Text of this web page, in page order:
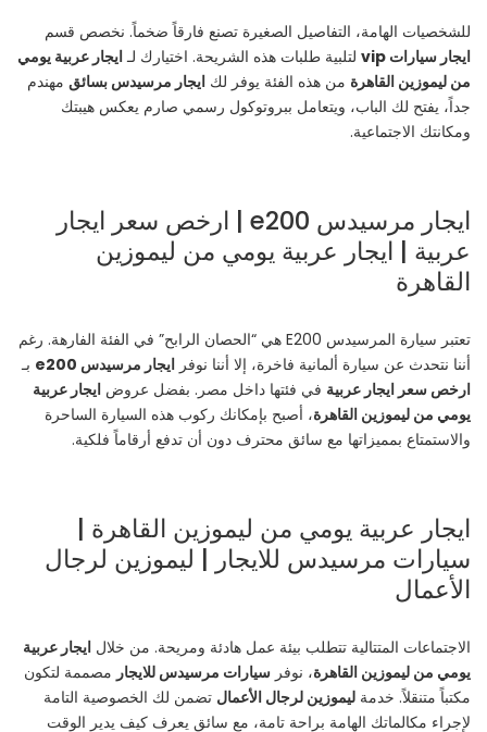
للشخصيات الهامة، التفاصيل الصغيرة تصنع فارقاً ضخماً. نخصص قسم
ايجار سيارات vip
لتلبية طلبات هذه الشريحة. اختيارك لـايجار عربية يومي
من ليموزين القاهرة من هذه الفئة يوفر لك ايجار مرسيدس بسائق مهندم
جداً، يفتح لك الباب، ويتعامل ببروتوكول رسمي صارم يعكس هيبتك
ومكانتك الاجتماعية.
ايجار مرسيدس e200 | ارخص سعر ايجار
عربية | ايجار عربية يومي من ليموزين
القاهرة
تعتبر سيارة المرسيدس E200 هي “الحصان الرابح” في الفئة الفارهة. رغم
أننا نتحدث عن سيارة ألمانية فاخرة، إلا أننا نوفر ايجار مرسيدس e200
بـ
ارخص سعر ايجار عربية في فئتها داخل مصر. بفضل عروض ايجار عربية
يومي من ليموزين القاهرة، أصبح بإمكانك ركوب هذه السيارة الساحرة
والاستمتاع بمميزاتها مع سائق محترف دون أن تدفع أرقاماً فلكية.
ايجار عربية يومي من ليموزين القاهرة |
سيارات مرسيدس للايجار | ليموزين لرجال
الأعمال
الاجتماعات المتتالية تتطلب بيئة عمل هادئة ومريحة. من خلال ايجار عربية
يومي من ليموزين القاهرة، نوفر سيارات مرسيدس للايجار مصممة لتكون
مكتباً متنقلاً. خدمة ليموزين لرجال الأعمال تضمن لك الخصوصية التامة
لإجراء مكالماتك الهامة براحة تامة، مع سائق يعرف كيف يدير الوقت